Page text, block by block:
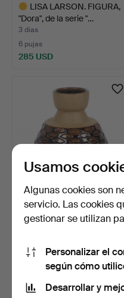
LISA LARSON. FIGURA,
"Dora", de la serie "…
3 días
6 pujas
285 USD
seleccionado
EINAR JOHANSEN. Jarrón,
gres, Søholm, Dina…
85 USD
Usamos
Algunas cookies son
servicio. Las cookies
gestionar se utilizan
Personalizar el
según cómo
Desarrollar y